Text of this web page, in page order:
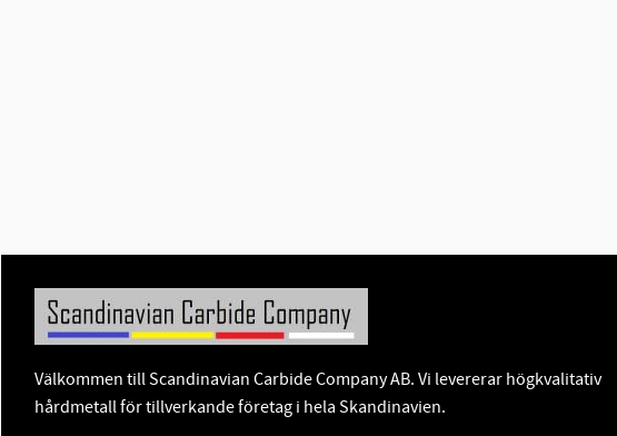
Välkommen till Scandinavian Carbide Company AB. Vi levererar högkvalitativ
hårdmetall för tillverkande företag i hela Skandinavien.